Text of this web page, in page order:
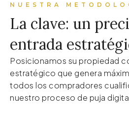
NUESTRA
La clave: un
entrada
Posicionamos su propiedad
estratégico que genera
todos los compradores
nuestro proceso de puja